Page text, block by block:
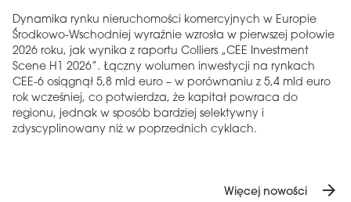
Dynamika rynku nieruchomości komercyjnych w Europie
Środkowo-Wschodniej wyraźnie wzrosła w pierwszej połowie
2026 roku, jak wynika z raportu Colliers „CEE Investment
Scene H1 2026”. Łączny wolumen inwestycji na rynkach
CEE-6 osiągnął 5,8 mld euro – w porównaniu z 5,4 mld euro
rok wcześniej, co potwierdza, że ​​kapitał powraca do
regionu, jednak w sposób bardziej selektywny i
zdyscyplinowany niż w poprzednich cyklach.
Więcej nowości arrow_forward